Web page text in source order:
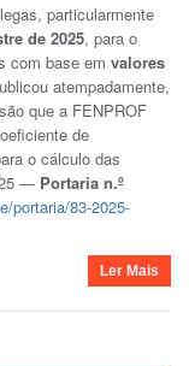
particularmente
de 2025, para o
com base em valores
atempadamente,
que a FENPROF
de
o cálculo das
— Portaria n.º
portaria/83-2025-
Ler Mais